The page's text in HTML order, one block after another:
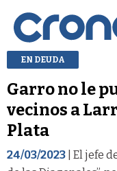
EN DEUDA
Garro no le
vecinos a
Plata
24/03/2023 | El jefe